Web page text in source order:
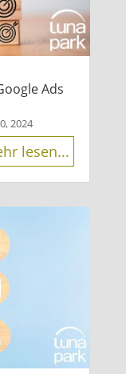
Ads
2024
lesen...